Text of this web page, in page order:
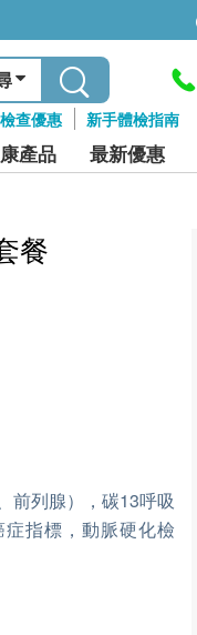
查優惠 新手體檢指南
產品 最新優惠
餐
前列腺），碳13呼吸
指標，動脈硬化檢